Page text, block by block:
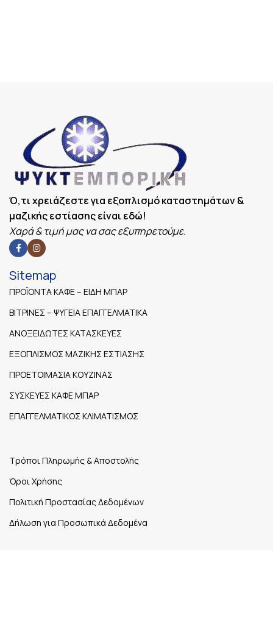
Ό,τι χρειάζεστε για εξοπλισμό καταστημάτων &
μαζικής εστίασης είναι εδώ!
Χαρά & τιμή μας να σας εξυπηρετούμε.
Sitemap
ΠΡΟΪΟΝΤΑ ΚΑΦΕ – ΕΙΔΗ ΜΠΑΡ
ΒΙΤΡΙΝΕΣ – ΨΥΓΕΙΑ ΕΠΑΓΓΕΛΜΑΤΙΚΑ
ΑΝΟΞΕΙΔΩΤΕΣ ΚΑΤΑΣΚΕΥΕΣ
ΕΞΟΠΛΙΣΜΟΣ ΜΑΖΙΚΗΣ ΕΣΤΙΑΣΗΣ
ΠΡΟΕΤΟΙΜΑΣΙΑ ΚΟΥΖΙΝΑΣ
ΣΥΣΚΕΥΕΣ ΚΑΦΕ ΜΠΑΡ
ΕΠΑΓΓΕΛΜΑΤΙΚΟΣ ΚΛΙΜΑΤΙΣΜΟΣ
Τρόποι Πληρωμής & Αποστολής
Όροι Χρήσης
Πολιτική Προστασίας Δεδομένων
Δήλωση για Προσωπικά Δεδομένα